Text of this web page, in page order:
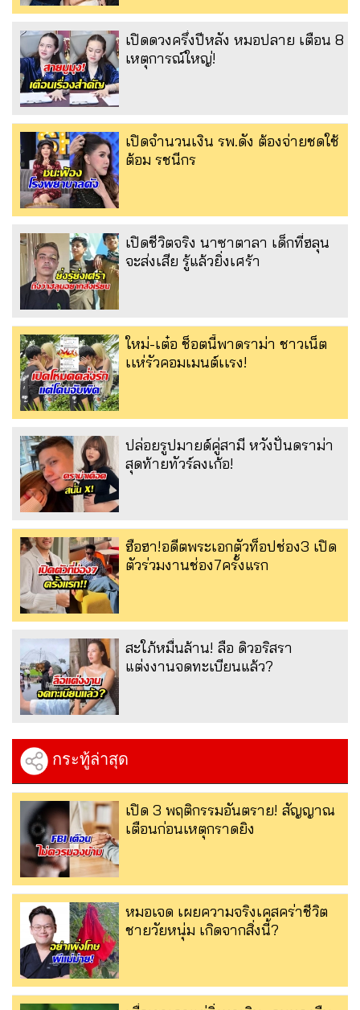
เปิดดวงครึ่งปีหลัง หมอปลาย เตือน 8
เหตุการณ์ใหญ่!
เปิดจำนวนเงิน รพ.ดัง ต้องจ่ายชดใช้
ต้อม รชนีกร
เปิดชีวิตจริง นาซาตาลา เด็กที่ฮลุน
จะส่งเสีย รู้แล้วยิ่งเศร้า
ใหม่-เต๋อ ช็อตนี้พาดราม่า ชาวเน็ต
เเห่รัวคอมเมนต์เเรง!
ปล่อยรูปมายด์คู่สามี หวังปั่นดราม่า
สุดท้ายทัวร์ลงเก้อ!
ฮือฮา!อดีตพระเอกตัวท็อปช่อง3 เปิด
ตัวร่วมงานช่อง7ครั้งแรก
สะใภ้หมื่นล้าน! ลือ ดิวอริสรา
แต่งงานจดทะเบียนแล้ว?
กระทู้ล่าสุด
เปิด 3 พฤติกรรมอันตราย! สัญญาณ
เตือนก่อนเหตุกราดยิง
หมอเจด เผยความจริงเคสคร่าชีวิต
ชายวัยหนุ่ม เกิดจากสิ่งนี้?